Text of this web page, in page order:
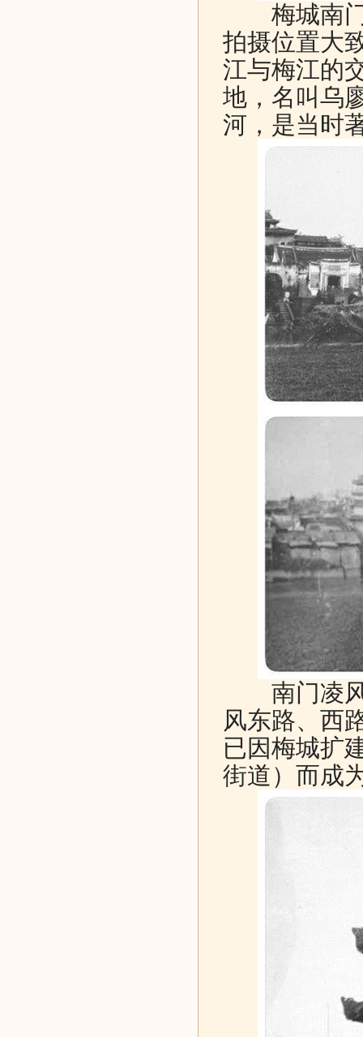
梅城南门
拍摄位置大
江与梅江的
地，名叫乌
河，是当时
南门凌风
风东路、西
已因梅城扩
街道）而成